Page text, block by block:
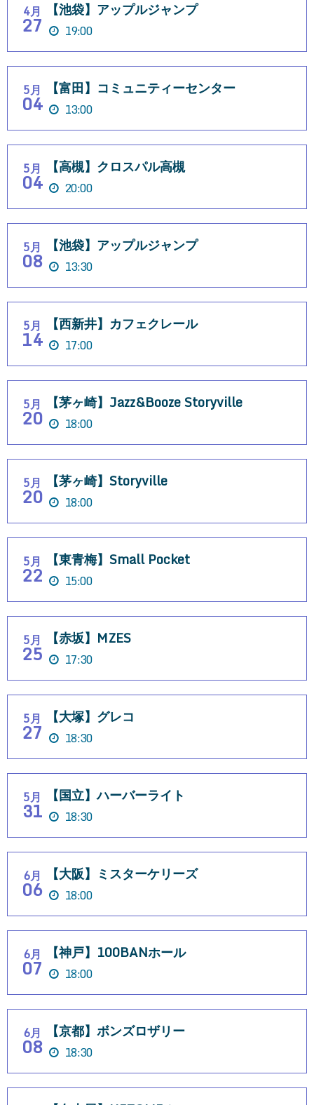
4月
27
【池袋】アップルジャンプ
19:00
5月
04
【富田】コミュニティーセンター
13:00
5月
04
【高槻】クロスパル高槻
20:00
5月
08
【池袋】アップルジャンプ
13:30
5月
14
【西新井】カフェクレール
17:00
5月
20
【茅ヶ崎】Jazz&Booze Storyville
18:00
5月
20
【茅ヶ崎】Storyville
18:00
5月
22
【東青梅】Small Pocket
15:00
5月
25
【赤坂】MZES
17:30
5月
27
【大塚】グレコ
18:30
5月
31
【国立】ハーバーライト
18:30
6月
06
【大阪】ミスターケリーズ
18:00
6月
07
【神戸】100BANホール
18:00
6月
08
【京都】ボンズロザリー
18:30